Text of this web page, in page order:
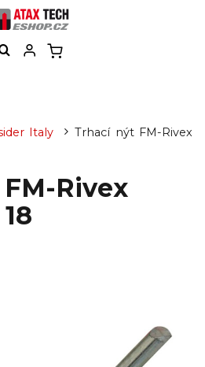
Italy
Trhací nýt FM-Rivex
Rivex